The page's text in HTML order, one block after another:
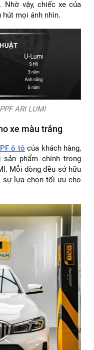
Nhờ vậy, chiếc xe của
hút mọi ánh nhìn.
ARI LUMI
xe màu trắng
ô tô của khách hàng,
phẩm chính trong
Mỗi dòng đều sở hữu
sự lựa chọn tối ưu cho